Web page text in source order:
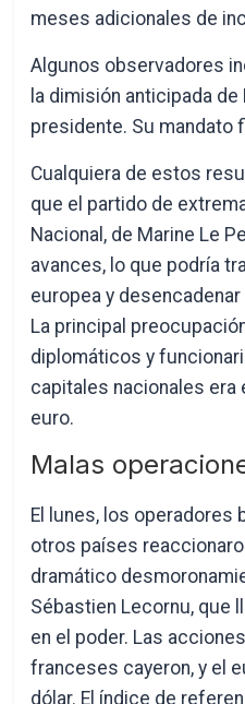
meses adicionales de
Algunos observadores
la dimisión anticipada
presidente. Su mandato
Cualquiera de estos
que el partido de
Nacional, de Marine Le
avances, lo que podría
europea y
La principal
diplomáticos y
capitales nacionales era
euro.
Malas
El lunes, los operadores
otros países
dramático
Sébastien Lecornu, que
en el poder. Las
franceses cayeron, y el
dólar. El índice de